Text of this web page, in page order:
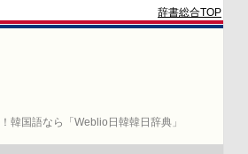
韓国語なら「Weblio日韓韓日辞典」
辞書総合TOP